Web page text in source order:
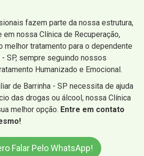
fazem parte da nossa estrutura,
em nossa Clínica de Recuperação,
melhor tratamento para o dependente
SP, sempre seguindo nossos
Humanizado e Emocional.
de Barrinha - SP necessita de ajuda
das drogas ou álcool, nossa Clínica
melhor opção. Entre em contato
Falar Pelo WhatsApp!